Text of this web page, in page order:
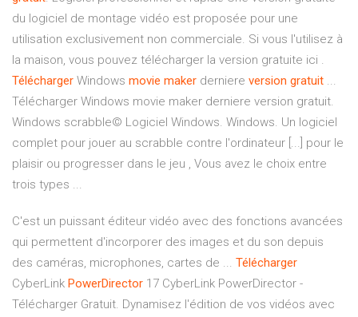
du logiciel de montage vidéo est proposée pour une
utilisation exclusivement non commerciale. Si vous l'utilisez à
la maison, vous pouvez télécharger la version gratuite ici .
Télécharger Windows movie maker derniere version gratuit ...
Télécharger Windows movie maker derniere version gratuit.
Windows scrabble© Logiciel Windows. Windows. Un logiciel
complet pour jouer au scrabble contre l'ordinateur [...] pour le
plaisir ou progresser dans le jeu , Vous avez le choix entre
trois types ...
C'est un puissant éditeur vidéo avec des fonctions avancées
qui permettent d'incorporer des images et du son depuis
des caméras, microphones, cartes de ... Télécharger
CyberLink PowerDirector 17 CyberLink PowerDirector -
Télécharger Gratuit. Dynamisez l'édition de vos vidéos avec